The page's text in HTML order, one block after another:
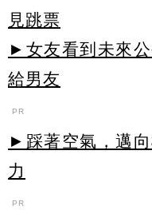
見跳票
►女友看到未來
給男友
PR
►踩著空氣，邁
力
PR